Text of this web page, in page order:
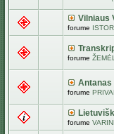
Vilniaus
forume
forume
Antanas
forume
forume